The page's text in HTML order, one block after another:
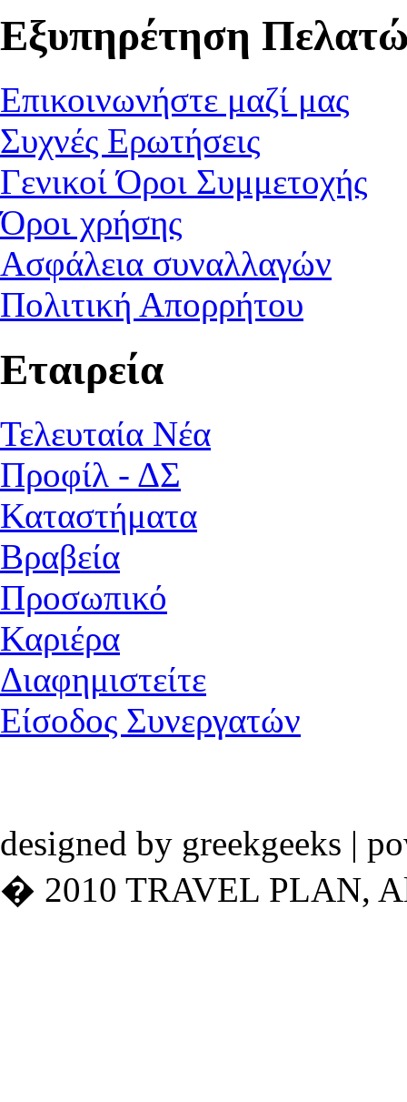
Εξυπηρέτηση
Επικοινωνήστε μαζί μας
Συχνές Ερωτήσεις
Γενικοί Όροι Συμμετοχής
Όροι χρήσης
Ασφάλεια συναλλαγών
Πολιτική Απορρήτου
Εταιρεία
Τελευταία Νέα
Προφίλ - ΔΣ
Καταστήματα
Βραβεία
Προσωπικό
Καριέρα
Διαφημιστείτε
Είσοδος Συνεργατών
designed by greekgeeks |
� 2010 TRAVEL PLAN,